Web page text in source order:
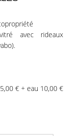
avec rideaux
€ + eau 10,00 €